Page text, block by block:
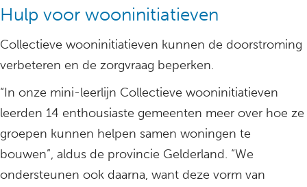
Hulp voor wooninitiatieven
Collectieve wooninitiatieven kunnen de doorstroming
verbeteren en de zorgvraag beperken.
“In onze mini-leerlijn Collectieve wooninitiatieven
leerden 14 enthousiaste gemeenten meer over hoe ze
groepen kunnen helpen samen woningen te
bouwen”, aldus de provincie Gelderland. “We
ondersteunen ook daarna, want deze vorm van